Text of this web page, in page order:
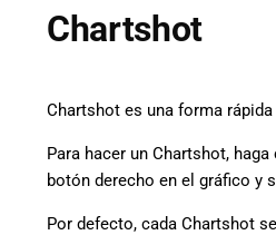
Chartshot
Chartshot es una forma
Para hacer un Chartshot,
botón derecho en el gráfico y
Por defecto, cada Chartshot